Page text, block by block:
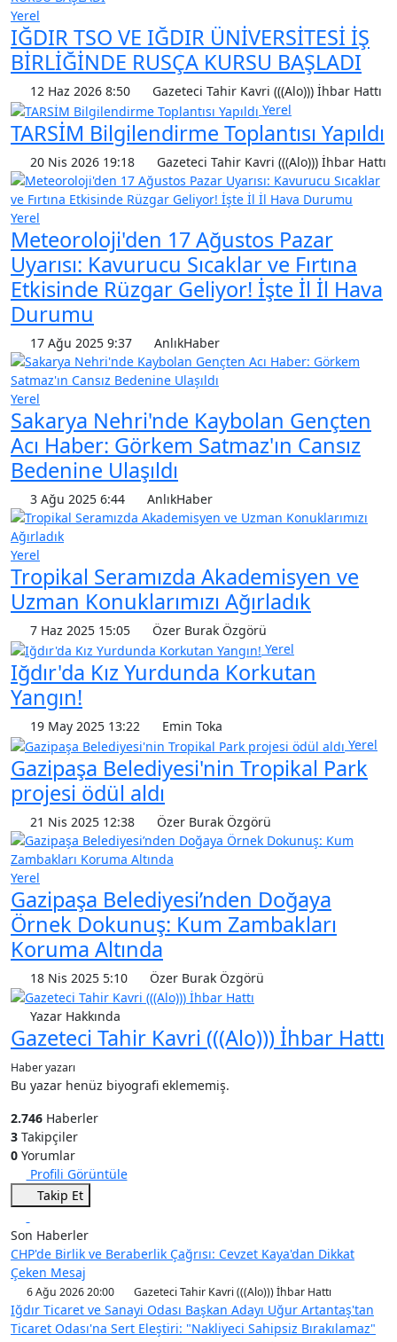
Yerel
IĞDIR TSO VE IĞDIR ÜNİVERSİTESİ İŞ
BİRLİĞİNDE RUSÇA KURSU BAŞLADI
12 Haz 2026 8:50
Gazeteci Tahir Kavri (((Alo))) İhbar Hattı
Yerel
TARSİM Bilgilendirme Toplantısı Yapıldı
20 Nis 2026 19:18 Gazeteci Tahir Kavri (((Alo))) İhbar Hattı
Yerel
Meteoroloji'den 17 Ağustos Pazar
Uyarısı: Kavurucu Sıcaklar ve Fırtına
Etkisinde Rüzgar Geliyor! İşte İl İl Hava
Durumu
17 Ağu 2025 9:37 AnlıkHaber
Yerel
Sakarya Nehri'nde Kaybolan Gençten
Acı Haber: Görkem Satmaz'ın Cansız
Bedenine Ulaşıldı
3 Ağu 2025 6:44 AnlıkHaber
Yerel
Tropikal Seramızda Akademisyen ve
Uzman Konuklarımızı Ağırladık
7 Haz 2025 15:05
Özer Burak Özgörü
Yerel
Iğdır'da Kız Yurdunda Korkutan
Yangın!
19 May 2025 13:22
Emin Toka
Yerel
Gazipaşa Belediyesi'nin Tropikal Park
projesi ödül aldı
21 Nis 2025 12:38 Özer Burak Özgörü
Yerel
Gazipaşa Belediyesi’nden Doğaya
Örnek Dokunuş: Kum Zambakları
Koruma Altında
18 Nis 2025 5:10 Özer Burak Özgörü
Yazar Hakkında
Gazeteci Tahir Kavri (((Alo))) İhbar Hattı
Haber yazarı
Bu yazar henüz biyografi eklememiş.
2.746 Haberler
3 Takipçiler
0 Yorumlar
Profili Görüntüle
Takip Et
Son Haberler
CHP'de Birlik ve Beraberlik Çağrısı: Cevzet Kaya'dan Dikkat
Çeken Mesaj
6 Ağu 2026 20:00 Gazeteci Tahir Kavri (((Alo))) İhbar Hattı
Iğdır Ticaret ve Sanayi Odası Başkan Adayı Uğur Artantaş'tan
Ticaret Odası'na Sert Eleştiri: "Nakliyeci Sahipsiz Bırakılamaz"